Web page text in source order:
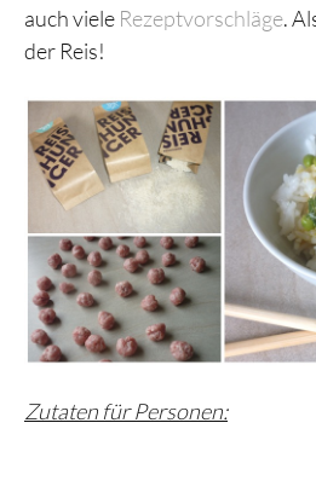
auch viele Rezeptvorschläge.
der Reis!
Zutaten für Personen: